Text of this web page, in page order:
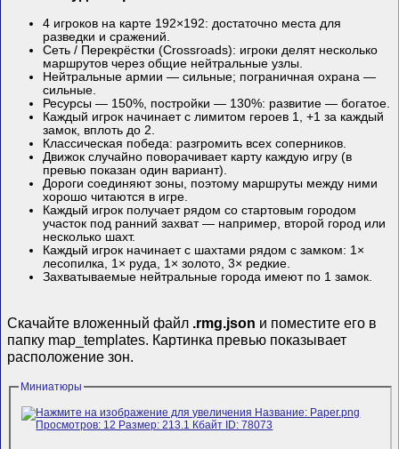
4 игроков на карте 192×192: достаточно места для
разведки и сражений.
Сеть / Перекрёстки (Crossroads): игроки делят несколько
маршрутов через общие нейтральные узлы.
Нейтральные армии — сильные; пограничная охрана —
сильные.
Ресурсы — 150%, постройки — 130%: развитие — богатое.
Каждый игрок начинает с лимитом героев 1, +1 за каждый
замок, вплоть до 2.
Классическая победа: разгромить всех соперников.
Движок случайно поворачивает карту каждую игру (в
превью показан один вариант).
Дороги соединяют зоны, поэтому маршруты между ними
хорошо читаются в игре.
Каждый игрок получает рядом со стартовым городом
участок под ранний захват — например, второй город или
несколько шахт.
Каждый игрок начинает с шахтами рядом с замком: 1×
лесопилка, 1× руда, 1× золото, 3× редкие.
Захватываемые нейтральные города имеют по 1 замок.
Скачайте вложенный файл .rmg.json и поместите его в
папку map_templates. Картинка превью показывает
расположение зон.
Миниатюры